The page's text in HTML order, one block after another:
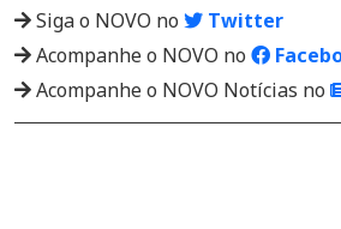
Siga o NOVO no
Twitter
Acompanhe o NOVO no
Acompanhe o NOVO Notícias no